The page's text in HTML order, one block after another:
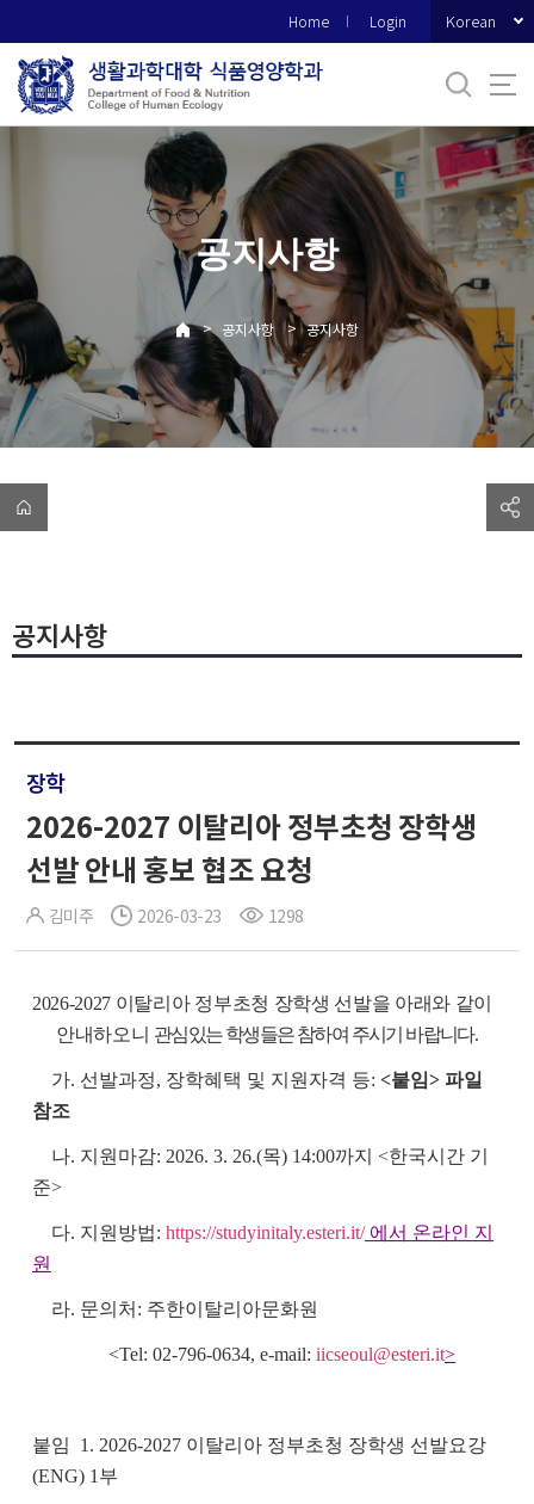
로
메
Home Login Korean
공지사항
> 공지사항 > 공지사항
공지사항
장학
2026-2027 이탈리아 정부초청 장학생
선발 안내 홍보 협조 요청
김미주 2026-03-23 1298
2026-2027 이탈리아 정부초청 장학생 선발을 아래와 같이
안내하오니 관심있는 학생들은 참하여 주시기 바랍니다.
가. 선발과정, 장학혜택 및 지원자격 등: <붙임> 파일
참조
나. 지원마감: 2026. 3. 26.(목) 14:00까지 <한국시간 기
준>
다. 지원방법: https://studyinitaly.esteri.it/에서 온라인 지
원
라. 문의처: 주한이탈리아문화원
<Tel: 02-796-0634, e-mail: iicseoul@esteri.it>
붙임 1. 2026-2027 이탈리아 정부초청 장학생 선발요강
(ENG) 1부